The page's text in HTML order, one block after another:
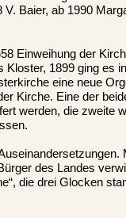
Baier, ab 1990
Einweihung der
Kloster, 1899 ging es
eine neue
Kirche. Eine der
werden, die zweite
des Landes
die drei Glocken